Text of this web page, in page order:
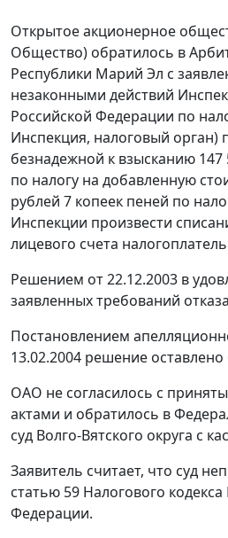
Открытое акционерное
Общество) обратилось в
Республики Марий Эл с
незаконными действий
Российской Федерации по
Инспекция, налоговый орган)
безнадежной к взысканию
по налогу на добавленную
рублей 7 копеек пеней по
Инспекции произвести
лицевого счета
Решением от 22.12.2003 в
заявленных требований
Постановлением
13.02.2004 решение
ОАО не согласилось с
актами и обратилось в
суд Волго-Вятского округа с
Заявитель считает, что суд
статью 59 Налогового
Федерации.